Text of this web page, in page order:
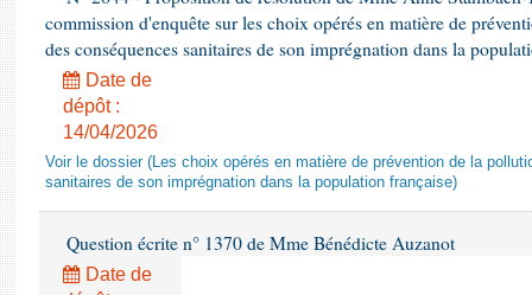
commission d'enquête sur les choix opérés en matière de
des conséquences sanitaires de son imprégnation dans la
Date de
dépôt :
14/04/2026
Voir le dossier (Les choix opérés en matière de prévention de la
sanitaires de son imprégnation dans la population française)
Question écrite n° 1370 de Mme Bénédicte Auzanot
Date de